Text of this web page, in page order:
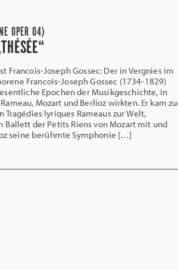
OPER 04)
Francois-Joseph Gossec: Der in Vergnies im
Francois-Joseph Gossec (1734-1829)
Epochen der Musikgeschichte, in
Mozart und Berlioz wirkten. Er kam
Tragédies lyriques Rameaus zur Welt,
der Petits Riens von Mozart mit und
seine berühmte Symphonie […]